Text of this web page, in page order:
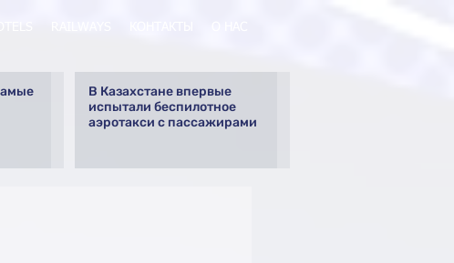
В Казахстане впервые
испытали беспилотное
аэротакси с пассажирами